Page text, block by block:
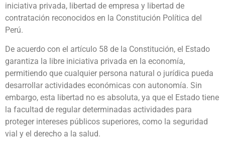
iniciativa privada, libertad de empresa y libertad de
contratación reconocidos en la Constitución Política del
Perú.
De acuerdo con el artículo 58 de la Constitución, el Estado
garantiza la libre iniciativa privada en la economía,
permitiendo que cualquier persona natural o jurídica pueda
desarrollar actividades económicas con autonomía. Sin
embargo, esta libertad no es absoluta, ya que el Estado tiene
la facultad de regular determinadas actividades para
proteger intereses públicos superiores, como la seguridad
vial y el derecho a la salud.